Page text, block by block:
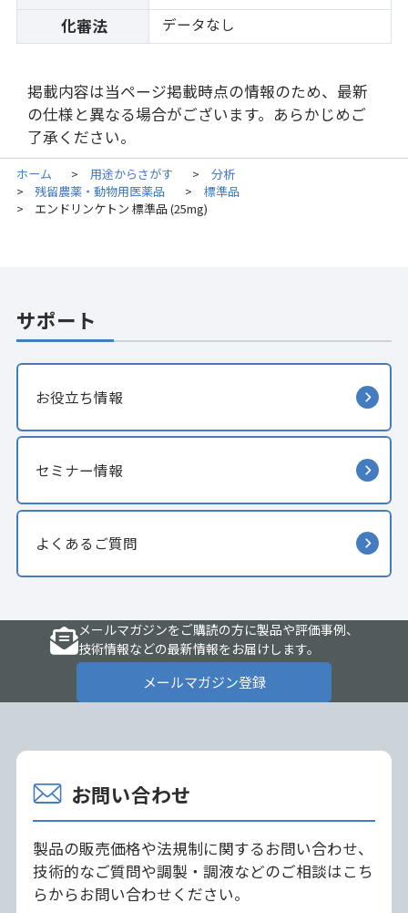
化審法 データなし
掲載内容は当ページ掲載時点の情報のため、最新
の仕様と異なる場合がございます。あらかじめご
了承ください。
ホーム > 用途からさがす > 分析
> 残留農薬・動物用医薬品 > 標準品
> エンドリンケトン 標準品 (25mg)
サポート
お役立ち情報
セミナー情報
よくあるご質問
メールマガジンをご購読の方に製品や評価事例、
技術情報などの最新情報をお届けします。
メールマガジン登録
お問い合わせ
製品の販売価格や法規制に関するお問い合わせ、
技術的なご質問や調製・調液などのご相談はこち
らからお問い合わせください。